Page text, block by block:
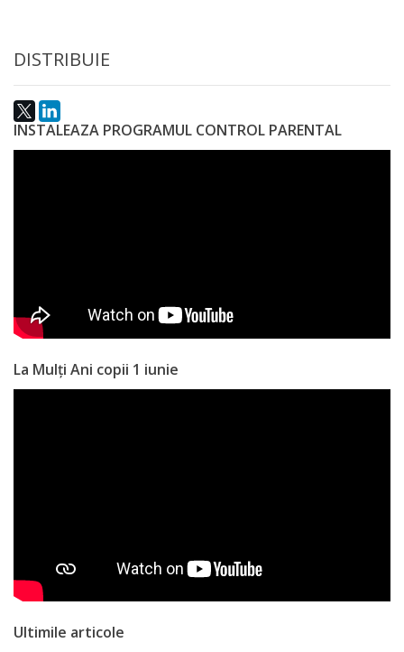
de
participare
Planuri
și
Acte
națională
DISTRIBUIE
INSTALEAZA PROGRAMUL CONTROL PARENTAL
La Mulți Ani copii 1 iunie
Ultimile articole